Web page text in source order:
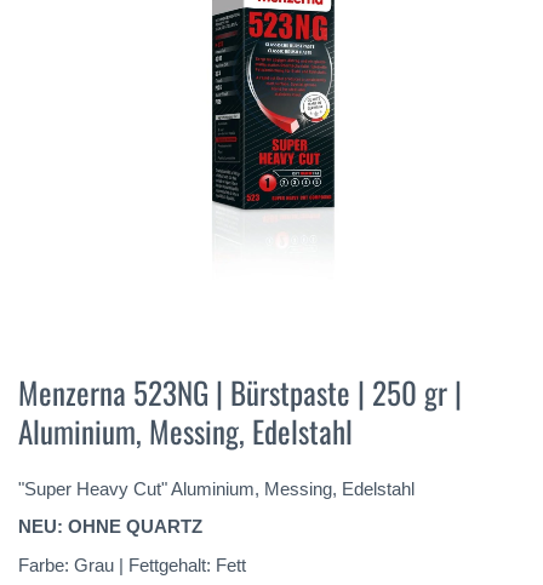
der
Bildergalerie
springen
Menzerna 523NG | Bürstpaste | 250 gr |
Aluminium, Messing, Edelstahl
"Super Heavy Cut" Aluminium, Messing, Edelstahl
NEU: OHNE QUARTZ
Farbe: Grau | Fettgehalt: Fett